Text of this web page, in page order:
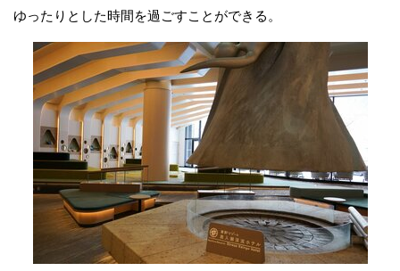
ゆったりとした時間を過ごすことができる。